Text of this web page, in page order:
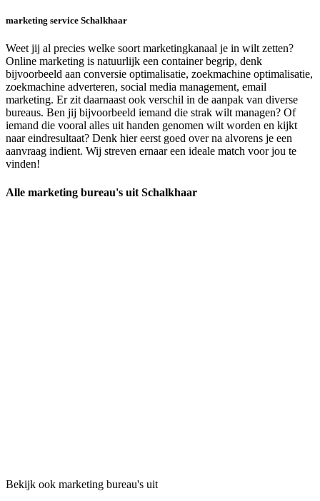
marketing service Schalkhaar
Weet jij al precies welke soort marketingkanaal je in wilt zetten?
Online marketing is natuurlijk een container begrip, denk
bijvoorbeeld aan conversie optimalisatie, zoekmachine optimalisatie,
zoekmachine adverteren, social media management, email
marketing. Er zit daarnaast ook verschil in de aanpak van diverse
bureaus. Ben jij bijvoorbeeld iemand die strak wilt managen? Of
iemand die vooral alles uit handen genomen wilt worden en kijkt
naar eindresultaat? Denk hier eerst goed over na alvorens je een
aanvraag indient. Wij streven ernaar een ideale match voor jou te
vinden!
Alle marketing bureau's uit Schalkhaar
Bekijk ook marketing bureau's uit